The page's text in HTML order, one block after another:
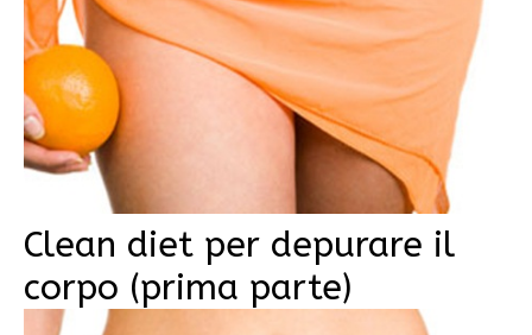
Clean diet per depurare il
corpo (prima parte)